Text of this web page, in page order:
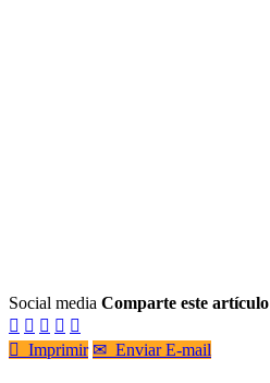
Social media Comparte este artículo
    
 Imprimir ✉ Enviar E-mail